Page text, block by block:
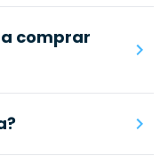
comprar